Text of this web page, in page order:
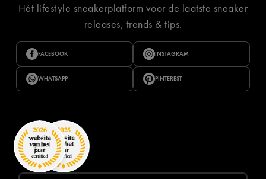
Hét lifestyle sneakerplatform voor de laatste sneaker
releases, trends & tips.
FACEBOOK INSTAGRAM
WHATSAPP PINTEREST